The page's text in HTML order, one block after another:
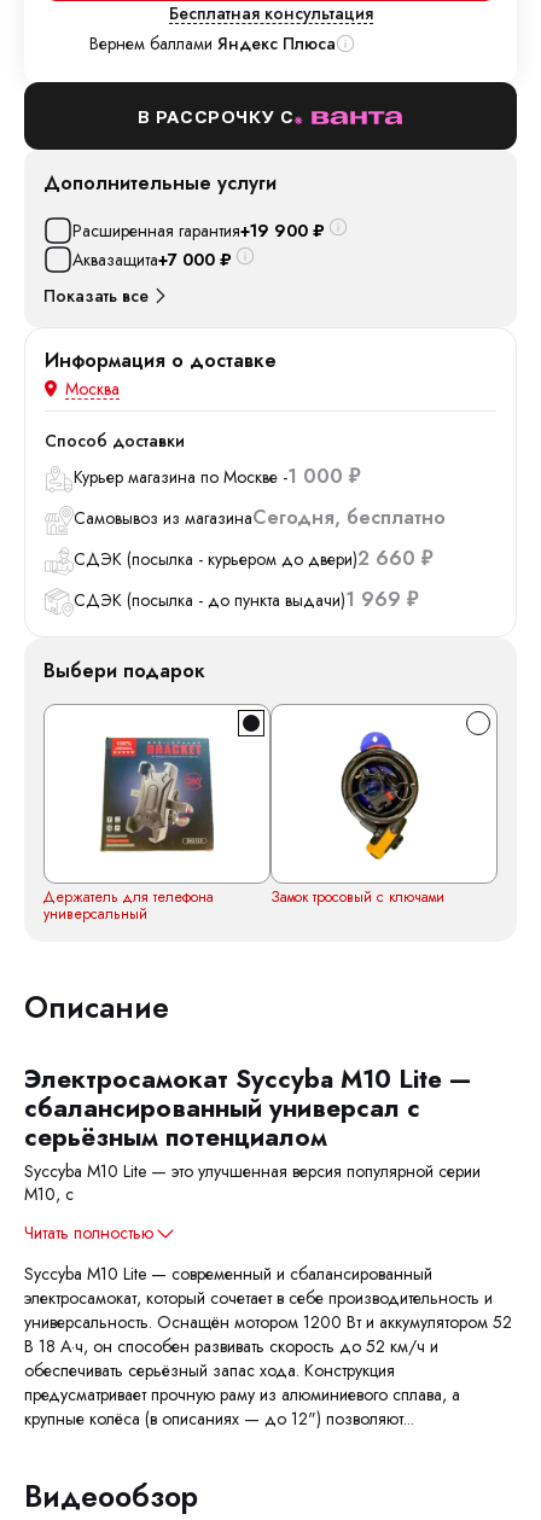
Бесплатная консультация
Вернем баллами Яндекс Плюса
В РАССРОЧКУ С
Дополнительные услуги
Расширенная гарантия+19 900 ₽
Аквазащита+7 000 ₽
Показать все
Информация о доставке
Москва
Способ доставки
Курьер магазина по Москве -1 000 ₽
Самовывоз из магазинаСегодня Бесплатно
СДЭК (посылка - курьером до двери)2 660 ₽
СДЭК (посылка - до пункта выдачи)1 969 ₽
Выбери подарок
Держатель для телефона
универсальный
Замок тросовый с ключами
Описание
Электросамокат Syccyba M10 Lite —
сбалансированный универсал с
серьёзным потенциалом
Syccyba M10 Lite — это улучшенная версия популярной серии
M10, с
Читать полностью
Syccyba M10 Lite — современный и сбалансированный
электросамокат, который сочетает в себе производительность и
универсальность. Оснащён мотором 1200 Вт и аккумулятором 52
В 18 А·ч, он способен развивать скорость до 52 км/ч и
обеспечивать серьёзный запас хода. Конструкция
предусматривает прочную раму из алюминиевого сплава, а
крупные колёса (в описаниях — до 12") позволяют...
Видеообзор